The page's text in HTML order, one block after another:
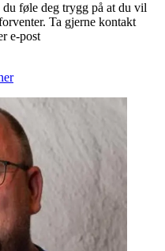
føle deg trygg på at du vil
Ta gjerne kontakt
e-post